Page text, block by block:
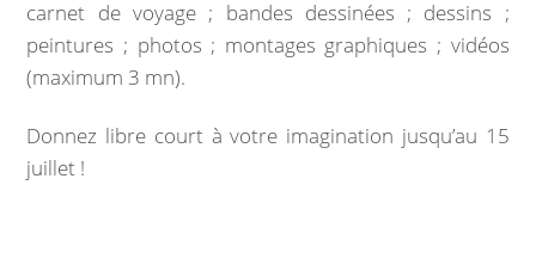
Nouvel habitant
carnet de voyage ; bandes dessinées ; dessins ;
peintures ; photos ; montages graphiques ; vidéos
(maximum 3 mn).
Donnez libre court à votre imagination jusqu’au 15
juillet !